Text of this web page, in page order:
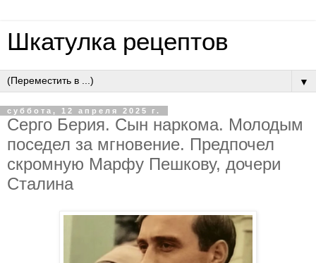
Шкатулка рецептов
▼
суббота, 12 апреля 2025 г.
Серго Берия. Сын наркома. Молодым
поседел за мгновение. Предпочел
скромную Марфу Пешкову, дочери
Сталина